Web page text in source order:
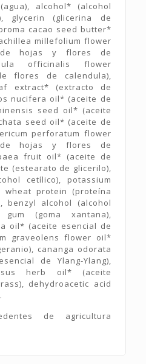
alcohol* (alcohol
glycerin (glicerina de
cacao seed butter*
millefolium flower
de hojas y flores de
officinalis flower
flores de calendula),
extract* (extracto de
nucifera oil* (aceite de
seed oil* (aceite
seed oil* (aceite de
perforatum flower
de hojas y flores de
fruit oil* (aceite de
(estearato de glicerilo),
cetílico), potassium
wheat protein (proteína
benzyl alcohol (alcohol
gum (goma xantana),
oil* (aceite esencial de
graveolens flower oil*
cananga odorata
de Ylang-Ylang),
herb oil* (aceite
dehydroacetic acid
de agricultura